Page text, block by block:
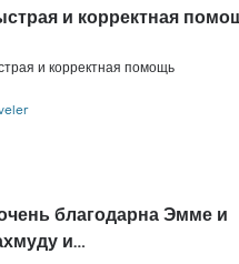
и корректная
и корректная помощь
благодарна Эмме и
и…